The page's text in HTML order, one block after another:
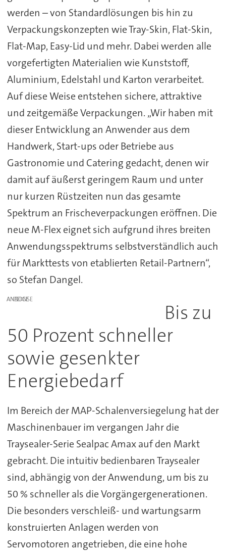
werden – von Standardlösungen bis hin zu
Verpackungskonzepten wie Tray-Skin, Flat-Skin,
Flat-Map, Easy-Lid und mehr. Dabei werden alle
vorgefertigten Materialien wie Kunststoff,
Aluminium, Edelstahl und Karton verarbeitet.
Auf diese Weise entstehen sichere, attraktive
und zeitgemäße Verpackungen. „Wir haben mit
dieser Entwicklung an Anwender aus dem
Handwerk, Start-ups oder Betriebe aus
Gastronomie und Catering gedacht, denen wir
damit auf äußerst geringem Raum und unter
nur kurzen Rüstzeiten nun das gesamte
Spektrum an Frischeverpackungen eröffnen. Die
neue M-Flex eignet sich aufgrund ihres breiten
Anwendungsspektrums selbstverständlich auch
für Markttests von etablierten Retail-Partnern“,
so Stefan Dangel.
ANZEIGE
Bis zu
50 Prozent schneller
sowie gesenkter
Energiebedarf
Im Bereich der MAP-Schalenversiegelung hat der
Maschinenbauer im vergangen Jahr die
Traysealer-Serie Sealpac Amax auf den Markt
gebracht. Die intuitiv bedienbaren Traysealer
sind, abhängig von der Anwendung, um bis zu
50 % schneller als die Vorgängergenerationen.
Die besonders verschleiß- und wartungsarm
konstruierten Anlagen werden von
Servomotoren angetrieben, die eine hohe